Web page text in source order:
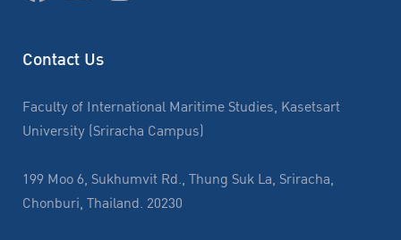
Contact Us
Faculty of International Maritime Studies, Kasetsart
University (Sriracha Campus)
199 Moo 6, Sukhumvit Rd., Thung Suk La, Sriracha,
Chonburi, Thailand. 20230